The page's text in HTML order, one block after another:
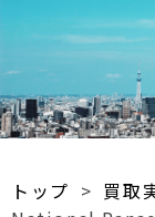
トップ > 買取